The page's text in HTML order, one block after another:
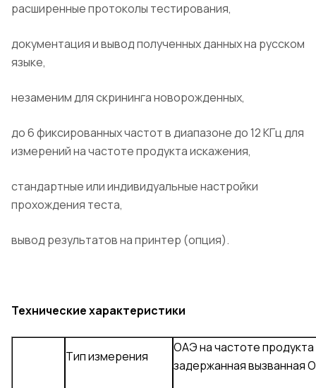
расширенные протоколы тестирования,
документация и вывод полученных данных на русском
языке,
незаменим для скрининга новорожденных,
до 6 фиксированных частот в диапазоне до 12 КГц для
измерений на частоте продукта искажения,
стандартные или индивидуальные настройки
прохождения теста,
вывод результатов на принтер (опция).
Технические характеристики
Тип измерения
ОАЭ на частоте
задержанная вызванная